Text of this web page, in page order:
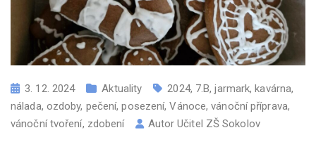
3. 12. 2024 Aktuality 2024, 7.B,jarmark,kavárna,
nálada, ozdoby, pečení,posezení,Vánoce,vánoční příprava,
vánoční tvoření, zdobení AutorUčitel ZŠ Sokolov